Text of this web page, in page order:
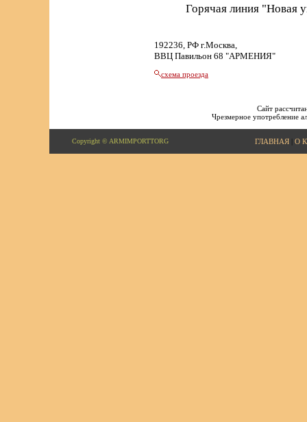
Горячая линия "Новая
192236, РФ г.Москва,
ВВЦ Павильон 68 "АРМЕНИЯ"
схема проезда
Сайт
Чрезмерное употребление
Copyright © ARMIMPORTTORG ГЛАВНАЯ| О